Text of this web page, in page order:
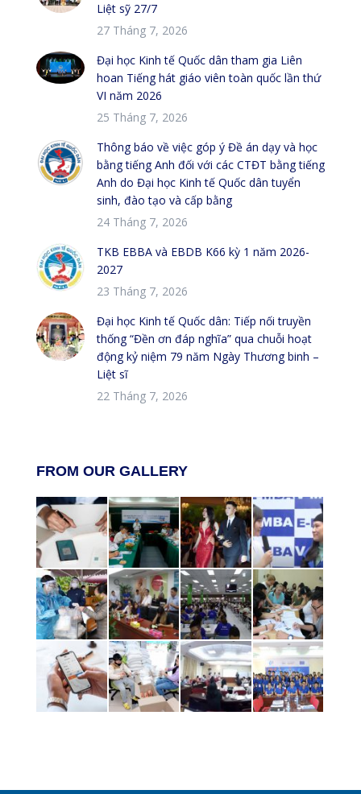
Liệt sỹ 27/7
27 Tháng 7, 2026
Đại học Kinh tế Quốc dân tham gia Liên
hoan Tiếng hát giáo viên toàn quốc lần thứ
VI năm 2026
25 Tháng 7, 2026
Thông báo về việc góp ý Đề án dạy và học
bằng tiếng Anh đối với các CTĐT bằng tiếng
Anh do Đại học Kinh tế Quốc dân tuyển
sinh, đào tạo và cấp bằng
24 Tháng 7, 2026
TKB EBBA và EBDB K66 kỳ 1 năm 2026-
2027
23 Tháng 7, 2026
Đại học Kinh tế Quốc dân: Tiếp nối truyền
thống “Đền ơn đáp nghĩa” qua chuỗi hoạt
động kỷ niệm 79 năm Ngày Thương binh –
Liệt sĩ
22 Tháng 7, 2026
FROM OUR GALLERY